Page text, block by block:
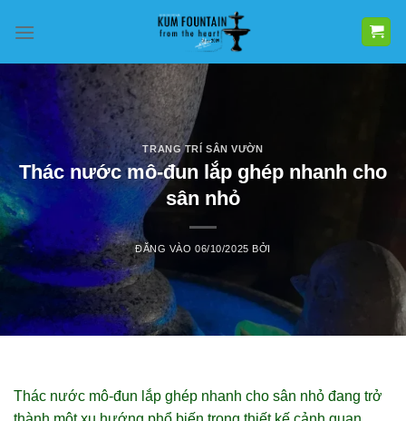
qua
dung
TRANG TRÍ SÂN VƯỜN
Thác nước mô-đun lắp ghép nhanh cho
sân nhỏ
ĐĂNG VÀO06/10/2025 BỞI
Thác nước mô-đun lắp ghép nhanh cho sân nhỏ đang trở